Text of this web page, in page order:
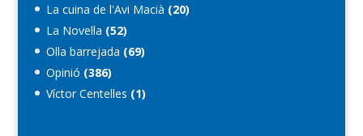
La cuina de l'Avi Macià (20)
La Novel·la (52)
Olla barrejada (69)
Opinió (386)
Víctor Centelles (1)